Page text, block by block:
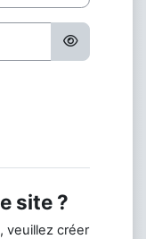
site ?
veuillez créer